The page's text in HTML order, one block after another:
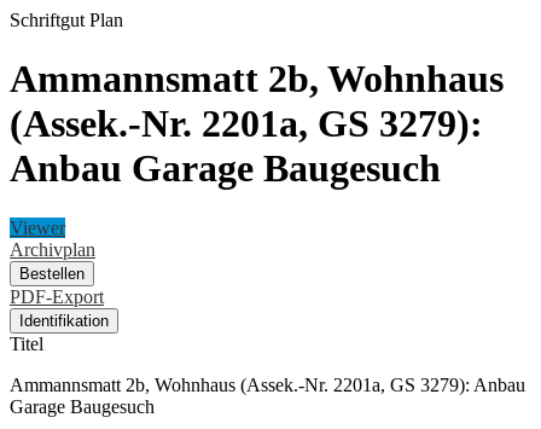
Schriftgut Plan
Ammannsmatt 2b, Wohnhaus
(Assek.-Nr. 2201a, GS 3279):
Anbau Garage Baugesuch
Viewer
Archivplan
Bestellen
PDF-Export
Identifikation
Titel
Ammannsmatt 2b, Wohnhaus (Assek.-Nr. 2201a, GS 3279): Anbau
Garage Baugesuch